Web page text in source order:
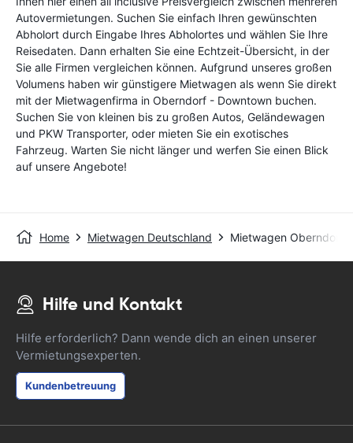
Autovermietungen. Suchen Sie einfach Ihren gewünschten
Abholort durch Eingabe Ihres Abholortes und wählen Sie Ihre
Reisedaten. Dann erhalten Sie eine Echtzeit-Übersicht, in der
Sie alle Firmen vergleichen können. Aufgrund unseres großen
Volumens haben wir günstigere Mietwagen als wenn Sie direkt
mit der Mietwagenfirma in Oberndorf - Downtown buchen.
Suchen Sie von kleinen bis zu großen Autos, Geländewagen
und PKW Transporter, oder mieten Sie ein exotisches
Fahrzeug. Warten Sie nicht länger und werfen Sie einen Blick
auf unsere Angebote!
Home Mietwagen Deutschland Mietwagen Oberndorf
Hilfe und Kontakt
Hilfe erforderlich? Dann wende dich an einen unserer
Vermietungsexperten.
Kundenbetreuung